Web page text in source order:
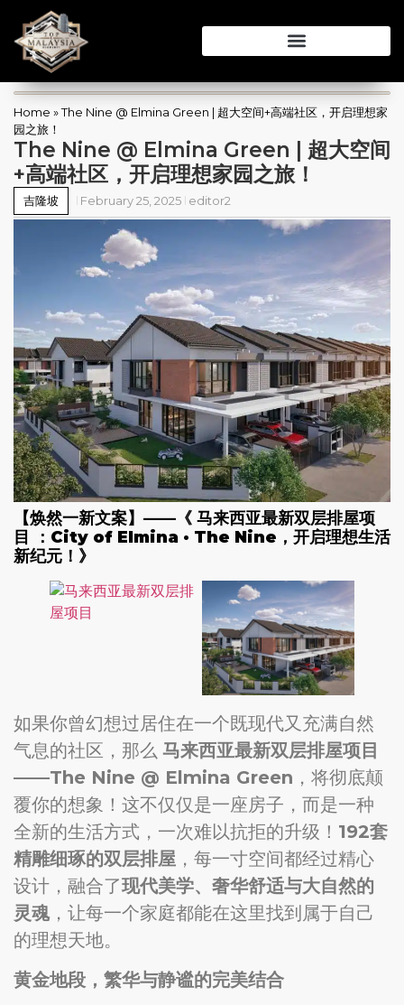
Home »The Nine @ Elmina Green | 超大空间+高端社区，开启理想家
园之旅！
The Nine @ Elmina Green | 超大空间
+高端社区，开启理想家园之旅！
吉隆坡 February 25, 2025 editor2
【焕然一新文案】——《 马来西亚最新双层排屋项
目 ：City of Elmina · The Nine，开启理想生活
新纪元！》
如果你曾幻想过居住在一个既现代又充满自然
气息的社区，那么 马来西亚最新双层排屋项目
——The Nine @ Elmina Green ，将彻底颠
覆你的想象！这不仅仅是一座房子，而是一种
全新的生活方式，一次难以抗拒的升级！ 192套
精雕细琢的双层排屋 ，每一寸空间都经过精心
设计，融合了现代美学、奢华舒适与大自然的
灵魂 ，让每一个家庭都能在这里找到属于自己
的理想天地。
黄金地段，繁华与静谧的完美结合